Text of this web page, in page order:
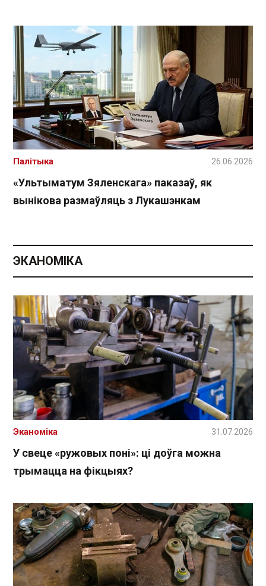
«Ультыматум Зяленскага» паказаў, як
вынікова размаўляць з Лукашэнкам
Палітыка 26.06.2026
ЭКАНОМІКА
У свеце «ружовых поні»: ці доўга можна
трымацца на фікцыях?
Эканоміка 31.07.2026